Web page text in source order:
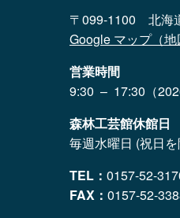
〒099-1100 北海
Google マップ（地
営業時間
9:30 – 17:30（
森林工芸館休館日
毎週水曜日 (祝日
TEL： 0157-52-
FAX： 0157-52-